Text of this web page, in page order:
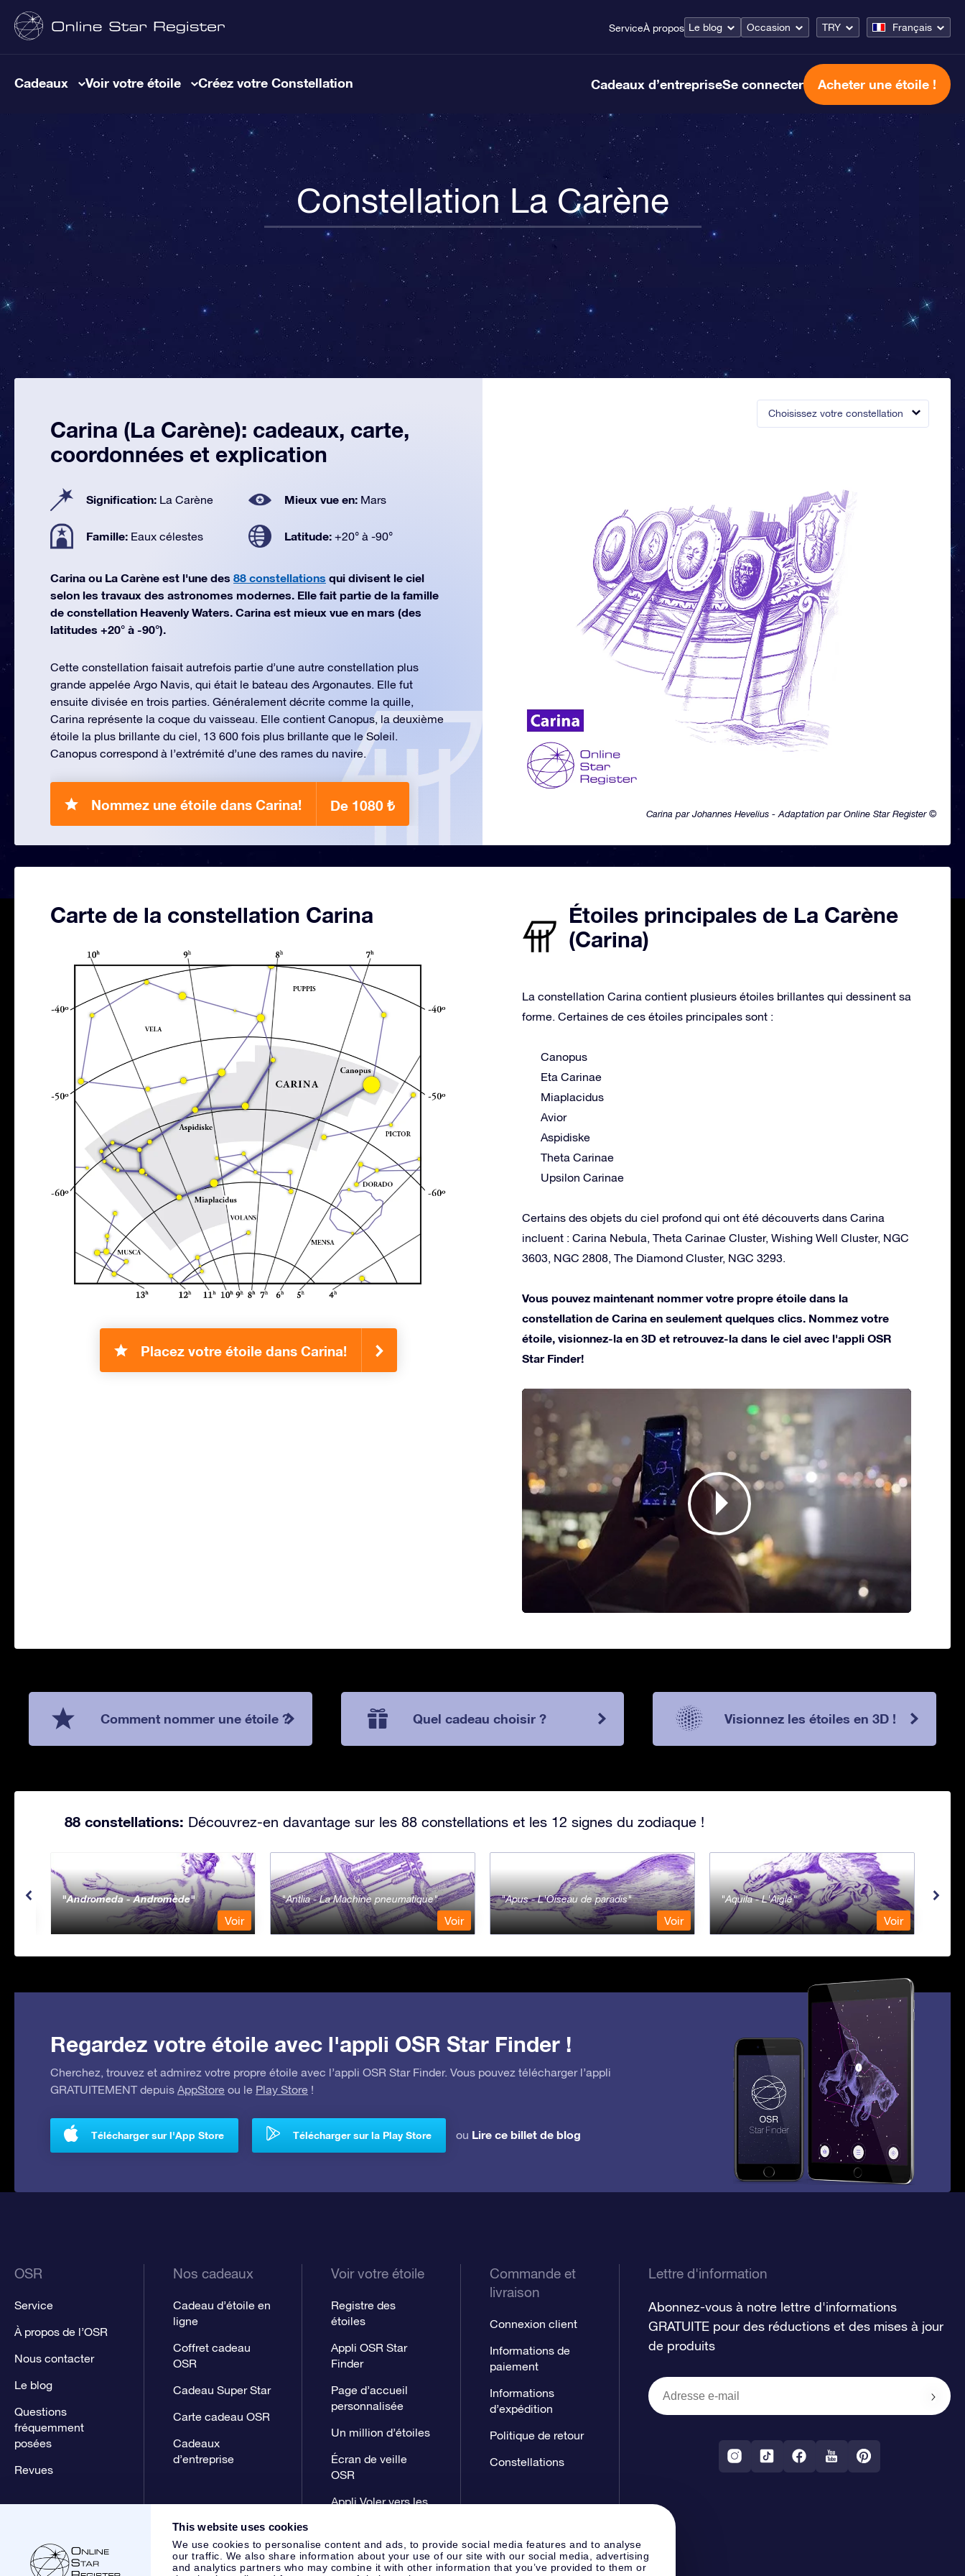
This website uses cookies
We use cookies to personalise content and ads, to provide social media features and to analyse
our traffic. We also share information about your use of our site with our social media, advertising
and analytics partners who may combine it with other information that you’ve provided to them or
ServiceÀ propos Le blog Occasion TRY Français
Cadeaux Voir votre étoile Créez votre Constellation Cadeaux d’entrepriseSe connecter Acheter une étoile !
Constellation La Carène
Choisissez votre constellation
Carina par Johannes Hevelius - Adaptation par Online Star Register ©
Carina (La Carène): cadeaux, carte,
coordonnées et explication
Signification: La Carène Mieux vue en: Mars
Famille: Eaux célestes Latitude: +20° à -90°
Carina ou La Carène est l'une des 88 constellations qui divisent le ciel
selon les travaux des astronomes modernes. Elle fait partie de la famille
de constellation Heavenly Waters. Carina est mieux vue en mars (des
latitudes +20° à -90°).
Cette constellation faisait autrefois partie d’une autre constellation plus
grande appelée Argo Navis, qui était le bateau des Argonautes. Elle fut
ensuite divisée en trois parties. Généralement décrite comme la quille,
Carina représente la coque du vaisseau. Elle contient Canopus, la deuxième
étoile la plus brillante du ciel, 13 600 fois plus brillante que le Soleil.
Canopus correspond à l’extrémité d’une des rames du navire.
Nommez une étoile dans Carina! De 1080 ₺
Carte de la constellation Carina
Placez votre étoile dans Carina!
Étoiles principales de La Carène
(Carina)
La constellation Carina contient plusieurs étoiles brillantes qui dessinent sa
forme. Certaines de ces étoiles principales sont :
Canopus
Eta Carinae
Miaplacidus
Avior
Aspidiske
Theta Carinae
Upsilon Carinae
Certains des objets du ciel profond qui ont été découverts dans Carina
incluent : Carina Nebula, Theta Carinae Cluster, Wishing Well Cluster, NGC
3603, NGC 2808, The Diamond Cluster, NGC 3293.
Vous pouvez maintenant nommer votre propre étoile dans la
constellation de Carina en seulement quelques clics. Nommez votre
étoile, visionnez-la en 3D et retrouvez-la dans le ciel avec l'appli OSR
Star Finder!
Comment nommer une étoile ? Quel cadeau choisir ? Visionnez les étoiles en 3D !
88 constellations: Découvrez-en davantage sur les 88 constellations et les 12 signes du zodiaque !
Andromeda - Andromède
Voir
Antlia - La Machine pneumatique
Voir
Apus - L'Oiseau de paradis
Voir
Aquila - L'Aigle
Voir
Regardez votre étoile avec l'appli OSR Star Finder !
Cherchez, trouvez et admirez votre propre étoile avec l’appli OSR Star Finder. Vous pouvez télécharger l’appli
GRATUITEMENT depuis AppStore ou le Play Store !
Télécharger sur l'App Store Télécharger sur la Play Store ou Lire ce billet de blog
OSR
Service
À propos de l’OSR
Nous contacter
Le blog
Questions
fréquemment
posées
Revues
Nos cadeaux
Cadeau d’étoile en
ligne
Coffret cadeau
OSR
Cadeau Super Star
Carte cadeau OSR
Cadeaux
d’entreprise
Voir votre étoile
Registre des
étoiles
Appli OSR Star
Finder
Page d’accueil
personnalisée
Un million d’étoiles
Écran de veille
OSR
Appli Voler vers les
Commande et
livraison
Connexion client
Informations de
paiement
Informations
d’expédition
Politique de retour
Constellations
Lettre d'information
Abonnez-vous à notre lettre d'informations
GRATUITE pour des réductions et des mises à jour
de produits